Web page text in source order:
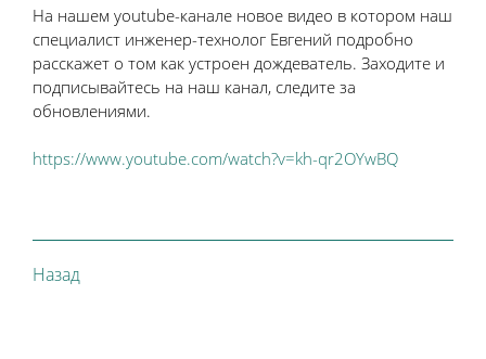
На нашем youtube-канале новое видео в котором наш
специалист инженер-технолог Евгений подробно
расскажет о том как устроен дождеватель. Заходите и
подписывайтесь на наш канал, следите за
обновлениями.
https://www.youtube.com/watch?v=kh-qr2OYwBQ
Назад